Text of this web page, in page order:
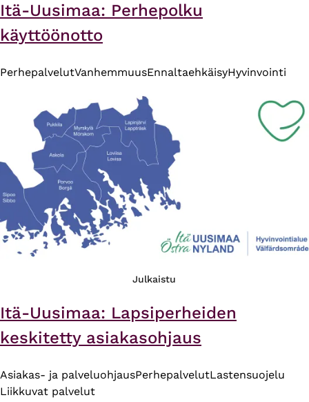
Itä-Uusimaa: Perhepolku
käyttöönotto
PerhepalvelutVanhemmuusEnnaltaehkäisyHyvinvointi
Julkaistu
Itä-Uusimaa: Lapsiperheiden
keskitetty asiakasohjaus
Asiakas- ja palveluohjausPerhepalvelutLastensuojelu
Liikkuvat palvelut